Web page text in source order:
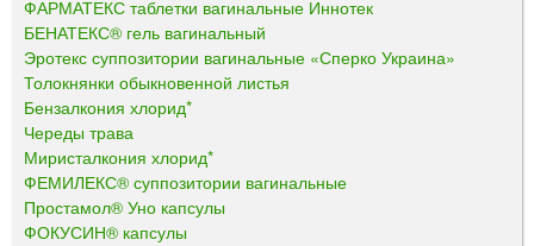
ФАРМАТЕКС таблетки вагинальные Иннотек
БЕНАТЕКС® гель вагинальный
Эротекс суппозитории вагинальные «Сперко Украина»
Толокнянки обыкновенной листья
Бензалкония хлорид*
Череды трава
Миристалкония хлорид*
ФЕМИЛЕКС® суппозитории вагинальные
Простамол® Уно капсулы
ФОКУСИН® капсулы